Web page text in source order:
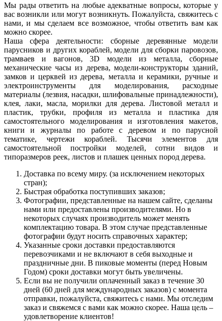
Мы рады ответить на любые адекватные вопросы, которые у
вас возникли или могут возникнуть. Пожалуйста, свяжитесь с
нами, и мы сделаем все возможное, чтобы ответить вам как
можно скорее.
Наша сфера деятельности: сборные деревянные модели
парусников и других кораблей, модели для сборки паровозов,
трамваев и вагонов, 3D модели из металла, сборные
механические часы из дерева, модели-конструкторы зданий,
замков и церквей из дерева, металла и керамики, ручные и
электроинструменты для моделирования, расходные
материалы (лезвия, насадки, шлифовальные принадлежности),
клея, лаки, масла, морилки для дерева. Листовой металл и
пластик, трубки, профиля из металла и пластика для
самостоятельного моделирования и изготовления макетов,
книги и журналы по работе с деревом и по парусной
тематике, чертежи кораблей. Тысячи элементов для
самостоятельной постройки моделей, сотни видов и
типоразмеров реек, листов и плашек ценных пород дерева.
Доставка по всему миру. (за исключением некоторых
стран);
Быстрая обработка поступивших заказов;
Фотографии, представленные на нашем сайте, сделаны
нами или предоставлены производителями. Но в
некоторых случаях производитель может менять
комплектацию товара. В этом случае представленные
фотографии будут носить справочных характер;
Указанные сроки доставки предоставляются
перевозчиками и не включают в себя выходные и
праздничные дни. В пиковые моменты (перед Новым
Годом) сроки доставки могут быть увеличены.
Если вы не получили оплаченный заказ в течение 30
дней (60 дней для международных заказов) с момента
отправки, пожалуйста, свяжитесь с нами. Мы отследим
заказ и свяжемся с вами как можно скорее. Наша цель –
удовлетворение клиентов!